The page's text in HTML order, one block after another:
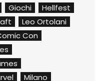
Giochi
Hellfest
Leo Ortolani
Con
Milano